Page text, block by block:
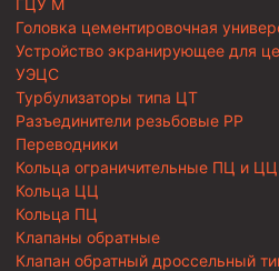
Головка цементировочная
Устройство экранирующее для
УЭЦС
Турбулизаторы типа ЦТ
Разъединители резьбовые РР
Переводники
Кольца ограничительные ПЦ и ЦЦ
Кольца ЦЦ
Кольца ПЦ
Клапаны обратные
Клапан обратный дроссельный